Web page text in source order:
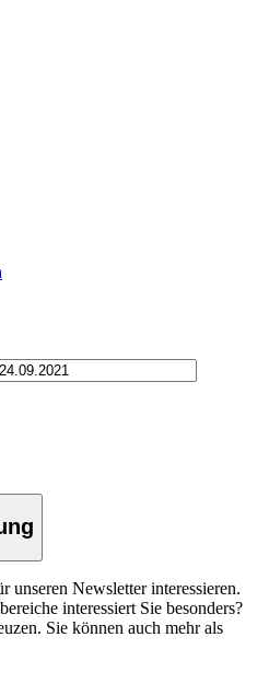
unseren Newsletter interessieren.
interessiert Sie besonders?
Sie können auch mehr als